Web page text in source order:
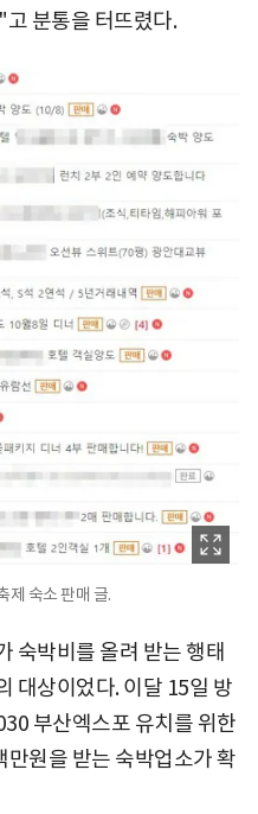
분통을 터뜨렸다.
제 숙소 판매 글.
숙박비를 올려 받는 행태
대상이었다. 이달 15일 방
부산엑스포 유치를 위한
원을 받는 숙박업소가 확